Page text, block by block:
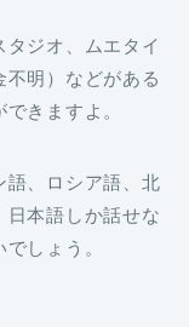
ジオ、ムエタイ
明）などがある
きますよ。
語、ロシア語、北
本語しか話せな
しょう。